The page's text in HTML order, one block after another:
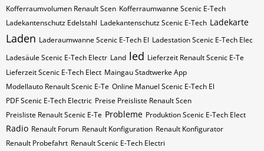
Kofferraumvolumen Renault Scen Kofferraumwanne Scenic E-Tech
Ladekantenschutz Edelstahl Ladekantenschutz Scenic E-Tech Ladekarte
Laden Laderaumwanne Scenic E-Tech El Ladestation Scenic E-Tech Elec
Ladesäule Scenic E-Tech Electr Land led Lieferzeit Renault Scenic E-Te
Lieferzeit Scenic E-Tech Elect Maingau Stadtwerke App
Modellauto Renault Scenic E-Te Online Manuel Scenic E-Tech El
PDF Scenic E-Tech Electric Preise Preisliste Renault Scen
Preisliste Renault Scenic E-Te Probleme Produktion Scenic E-Tech Elect
Radio Renault Forum Renault Konfiguration Renault Konfigurator
Renault Probefahrt Renault Scenic E-Tech Electri